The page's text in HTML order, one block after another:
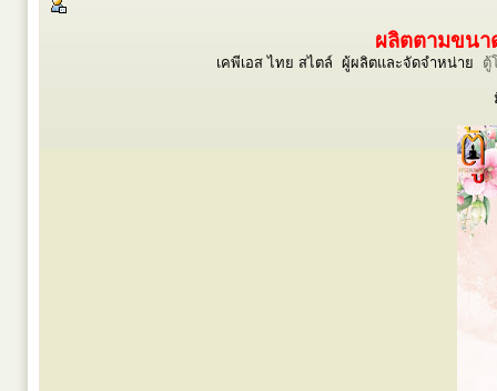
ผลิตตามขนา
เคพีเอส ไทย สไตล์ ผู้ผลิตและจัดจำหน่าย ตู้